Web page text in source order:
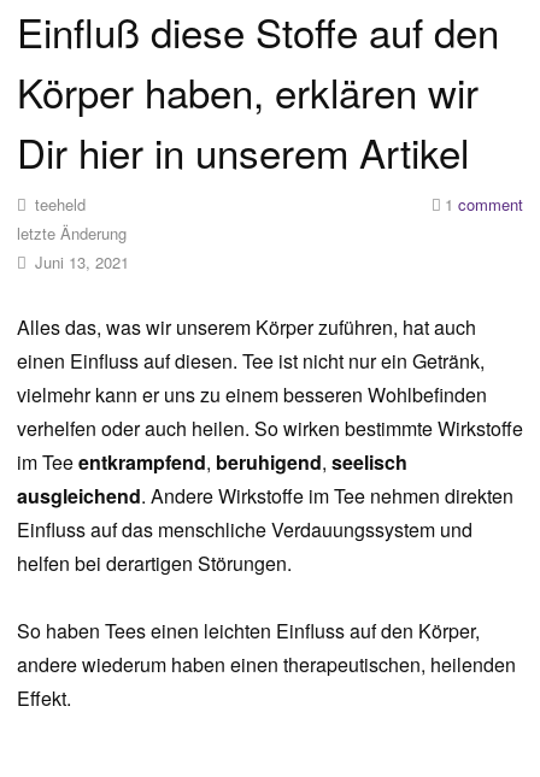
Einfluß diese Stoffe auf den
Körper haben, erklären wir
Dir hier in unserem Artikel
teeheld
letzte Änderung
Juni 13, 2021
1 comment
Alles das, was wir unserem Körper zuführen, hat auch
einen Einfluss auf diesen. Tee ist nicht nur ein Getränk,
vielmehr kann er uns zu einem besseren Wohlbefinden
verhelfen oder auch heilen. So wirken bestimmte Wirkstoffe
im Teeentkrampfend, beruhigend, seelisch
ausgleichend. Andere Wirkstoffe im Tee nehmen direkten
Einfluss auf das menschliche Verdauungssystem und
helfen bei derartigen Störungen.
So haben Tees einen leichten Einfluss auf den Körper,
andere wiederum haben einen therapeutischen, heilenden
Effekt.